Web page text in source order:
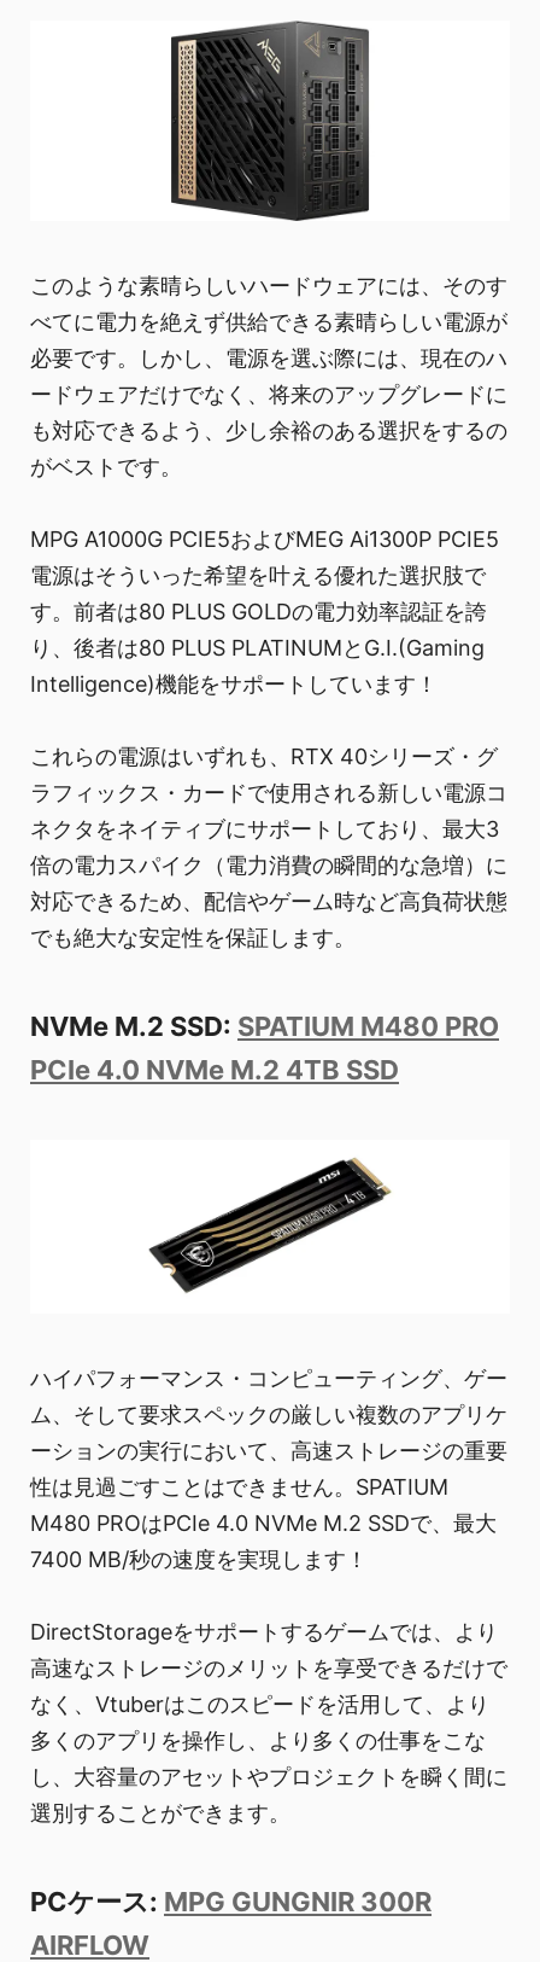
このような素晴らしいハードウェアには、そのす
べてに電力を絶えず供給できる素晴らしい電源が
必要です。しかし、電源を選ぶ際には、現在のハ
ードウェアだけでなく、将来のアップグレードに
も対応できるよう、少し余裕のある選択をするの
がベストです。
MPG A1000G PCIE5およびMEG Ai1300P PCIE5
電源はそういった希望を叶える優れた選択肢で
す。前者は80 PLUS GOLDの電力効率認証を誇
り、後者は80 PLUS PLATINUMとG.I.(Gaming
Intelligence)機能をサポートしています！
これらの電源はいずれも、RTX 40シリーズ・グ
ラフィックス・カードで使用される新しい電源コ
ネクタをネイティブにサポートしており、最大3
倍の電力スパイク（電力消費の瞬間的な急増）に
対応できるため、配信やゲーム時など高負荷状態
でも絶大な安定性を保証します。
NVMe M.2 SSD: SPATIUM M480 PRO
PCIe 4.0 NVMe M.2 4TB SSD
ハイパフォーマンス・コンピューティング、ゲー
ム、そして要求スペックの厳しい複数のアプリケ
ーションの実行において、高速ストレージの重要
性は見過ごすことはできません。SPATIUM
M480 PROはPCIe 4.0 NVMe M.2 SSDで、最大
7400 MB/秒の速度を実現します！
DirectStorageをサポートするゲームでは、より
高速なストレージのメリットを享受できるだけで
なく、Vtuberはこのスピードを活用して、より
多くのアプリを操作し、より多くの仕事をこな
し、大容量のアセットやプロジェクトを瞬く間に
選別することができます。
PCケース: MPG GUNGNIR 300R
AIRFLOW